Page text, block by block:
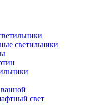
светильники
свет